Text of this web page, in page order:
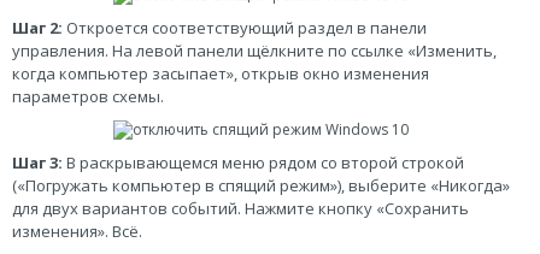
Шаг 2: Откроется соответствующий раздел в панели
управления. На левой панели щёлкните по ссылке «Изменить,
когда компьютер засыпает», открыв окно изменения
параметров схемы.
Шаг 3: В раскрывающемся меню рядом со второй строкой
(«Погружать компьютер в спящий режим»), выберите «Никогда»
для двух вариантов событий. Нажмите кнопку «Сохранить
изменения». Всё.